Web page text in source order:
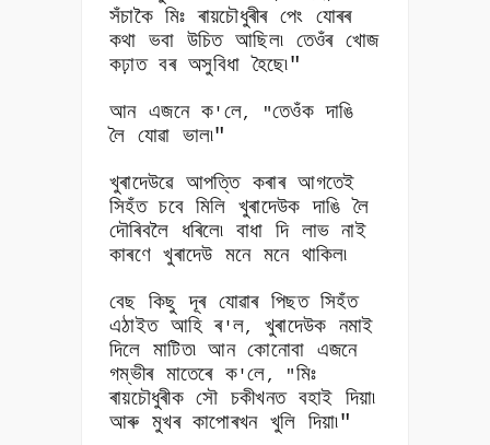
সঁচাকৈ মিঃ ৰায়চৌধুৰীৰ পেং যোৰৰ
কথা ভবা উচিত আছিল৷ তেওঁৰ খোজ
কঢ়াত বৰ অসুবিধা হৈছে৷"
আন এজনে ক' লে, "তেওঁক দাঙি
লৈ যোৱা ভাল৷"
খুৰাদেউৱে আপত্তি কৰাৰ আগতেই
সিহঁত চবে মিলি খুৰাদেউক দাঙি লৈ
দৌৰিবলৈ ধৰিলে৷ বাধা দি লাভ নাই
কাৰণে খুৰাদেউ মনে মনে থাকিল৷
বেছ কিছু দূৰ যোৱাৰ পিছত সিহঁত
এঠাইত আহি ৰ'ল, খুৰাদেউক নমাই
দিলে মাটিত৷ আন কোনোবা এজনে
গম্ভীৰ মাতেৰে ক'লে, "মিঃ
ৰায়চৌধুৰীক সৌ চকীখনত বহাই দিয়া৷
আৰু মুখৰ কাপোৰখন খুলি দিয়া৷"